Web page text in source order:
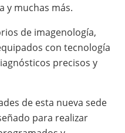
y muchas más.
de imagenología,
con tecnología
precisos y
de esta nueva sede
para realizar